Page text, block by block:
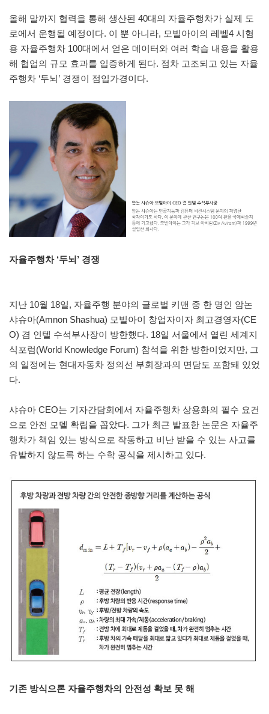
올해 말까지 협력을 통해 생산된 40대의 자율주행차가 실제 도
로에서 운행될 예정이다. 이 뿐 아니라, 모빌아이의 레벨4 시험
용 자율주행차 100대에서 얻은 데이터와 여러 학습 내용을 활용
해 협업의 규모 효과를 입증하게 된다. 점차 고조되고 있는 자율
주행차 ‘두뇌’ 경쟁이 점입가경이다.
자율주행차 ‘두뇌’ 경쟁
지난 10월 18일, 자율주행 분야의 글로벌 키맨 중 한 명인 암논
샤슈아(Amnon Shashua) 모빌아이 창업자이자 최고경영자(CE
O) 겸 인텔 수석부사장이 방한했다. 18일 서울에서 열린 세계지
식포럼(World Knowledge Forum) 참석을 위한 방한이었지만, 그
의 일정에는 현대자동차 정의선 부회장과의 면담도 포함돼 있었
다.
샤슈아 CEO는 기자간담회에서 자율주행차 상용화의 필수 요건
으로 안전 모델 확립을 꼽았다. 그가 최근 발표한 논문은 자율주
행차가 책임 있는 방식으로 작동하고 비난 받을 수 있는 사고를
유발하지 않도록 하는 수학 공식을 제시하고 있다.
기존 방식으론 자율주행차의 안전성 확보 못 해